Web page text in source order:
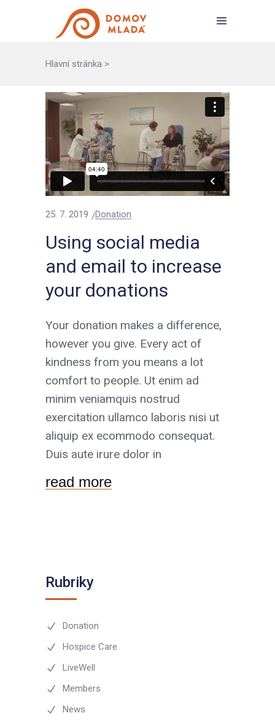
Hlavní stránka >
25. 7. 2019 Donation
Using social media
and email to increase
your donations
Your donation makes a difference,
however you give. Every act of
kindness from you means a lot
comfort to people. Ut enim ad
minim veniamquis nostrud
exercitation ullamco laboris nisi ut
aliquip ex ecommodo consequat.
Duis aute irure dolor in
read more
Rubriky
Donation
Hospice Care
LiveWell
Members
News